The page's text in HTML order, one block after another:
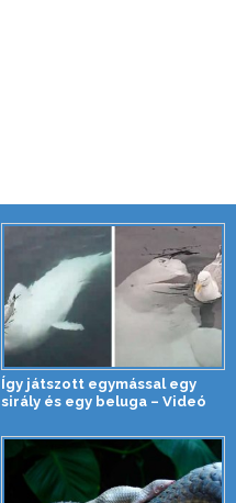
Így játszott egymással egy
sirály és egy beluga – Videó